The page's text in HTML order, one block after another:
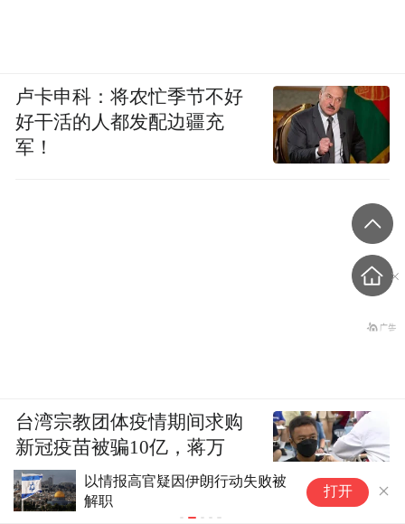
美媒称美国中情局秘密设立古巴
工作组
打开
卢卡申科：将农忙季节不好
好干活的人都发配边疆充
军！
台湾宗教团体疫情期间求购
新冠疫苗被骗10亿，蒋万
安：民进党的错